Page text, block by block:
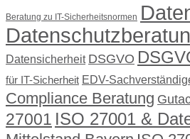
Beratung zu IT-Sicherheitsnormen
Datensicherheit DSGVO
für IT-Sicherheit EDV-
Compliance Beratung
27001 ISO 27001 &